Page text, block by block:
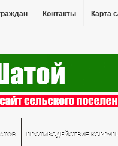
Контакты Карта
ПРОТИВОДЕЙСТВИЕ